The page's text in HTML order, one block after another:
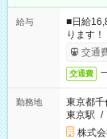
給与
■日給
ります！
交通
交通費
勤務地
東京都千
東京駅 /
株式